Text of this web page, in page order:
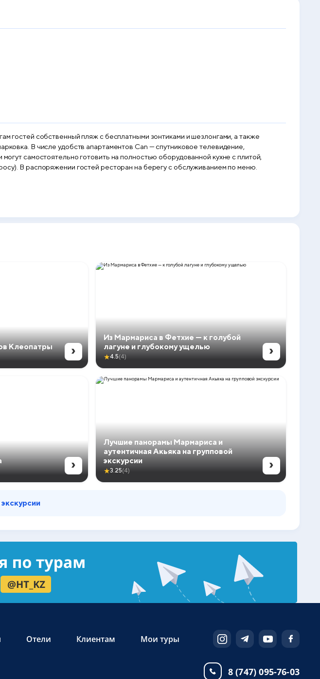
гостей собственный пляж с бесплатными зонтиками и шезлонгами, а также
В числе удобств апартаментов Can — спутниковое телевидение,
самостоятельно готовить на полностью оборудованной кухне с плитой,
В распоряжении гостей ресторан на берегу с обслуживанием по меню.
Клеопатры ›
Из Мармариса в Фетхие — к голубой
лагуне и глубокому ущелью
★4.5(4) ›
›
Лучшие панорамы Мармариса и
аутентичная Акьяка на групповой
экскурсии
★3.25(4) ›
Отели Клиентам Мои туры
8 (747) 095-76-03